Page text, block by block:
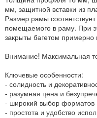
мм, защитной вставки из
Размер рамы
помещаемого в раму. При
закрыты багетом
Внимание! Максимальная
Ключевые особенности:
- солидность и
- разумная цена и
- широкий выбор форматов
- простота и удобство